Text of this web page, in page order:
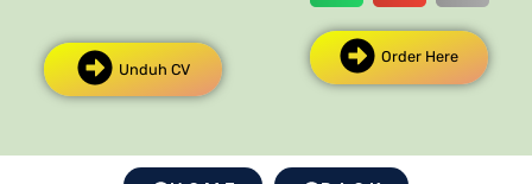
Unduh CV
Order Here